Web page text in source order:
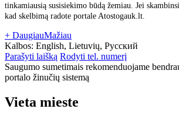
tinkamiausią susisiekimo būdą žemiau. Jei
kad skelbimą radote portale Atostogauk.lt.
+ DaugiauMažiau
Kalbos: English, Lietuvių, Русский
Parašyti laišką Rodyti tel. numerį
Saugumo sumetimais rekomenduojame
portalo žinučių sistemą
Vieta mieste